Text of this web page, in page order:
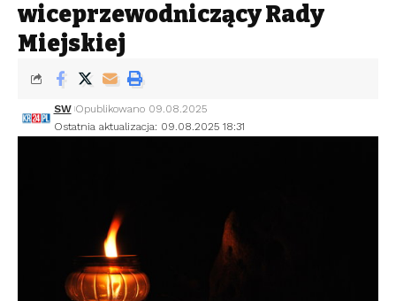
wiceprzewodniczący Rady
Miejskiej
Ostatnia aktualizacja: 09.08.2025 18:31
SW Opublikowano 09.08.2025